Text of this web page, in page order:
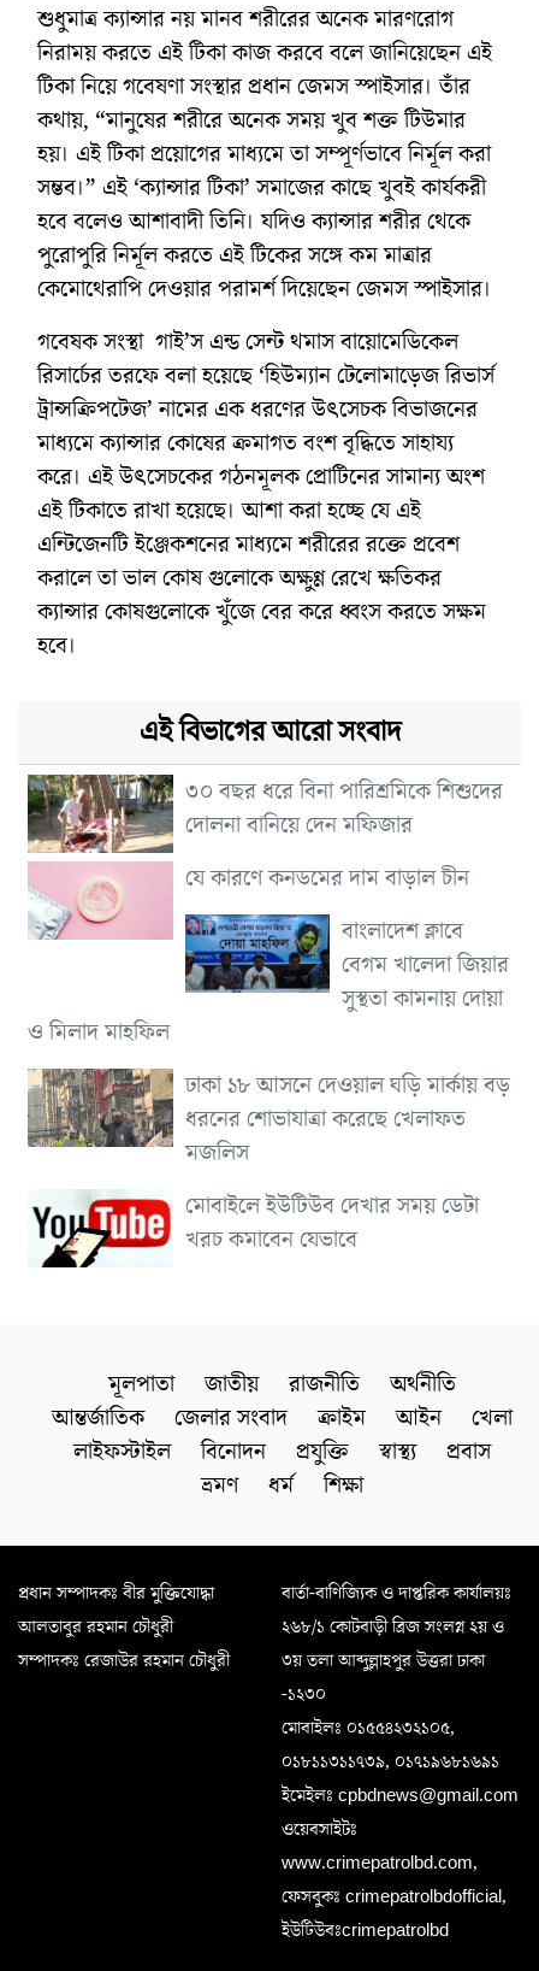
শুধুমাত্র ক্যান্সার নয় মানব শরীরের অনেক মারণরোগ
নিরাময় করতে এই টিকা কাজ করবে বলে জানিয়েছেন এই
টিকা নিয়ে গবেষণা সংস্থার প্রধান জেমস স্পাইসার। তাঁর
কথায়, “মানুষের শরীরে অনেক সময় খুব শক্ত টিউমার
হয়। এই টিকা প্রয়োগের মাধ্যমে তা সম্পূর্ণভাবে নির্মূল করা
সম্ভব।” এই ‘ক্যান্সার টিকা’ সমাজের কাছে খুবই কার্যকরী
হবে বলেও আশাবাদী তিনি। যদিও ক্যান্সার শরীর থেকে
পুরোপুরি নির্মূল করতে এই টিকের সঙ্গে কম মাত্রার
কেমোথেরাপি দেওয়ার পরামর্শ দিয়েছেন জেমস স্পাইসার।
গবেষক সংস্থা গাই’স এন্ড সেন্ট থমাস বায়োমেডিকেল
রিসার্চের তরফে বলা হয়েছে ‘হিউম্যান টেলোমাড়েজ রিভার্স
ট্রান্সক্রিপটেজ’ নামের এক ধরণের উৎসেচক বিভাজনের
মাধ্যমে ক্যান্সার কোষের ক্রমাগত বংশ বৃদ্ধিতে সাহায্য
করে। এই উৎসেচকের গঠনমূলক প্রোটিনের সামান্য অংশ
এই টিকাতে রাখা হয়েছে। আশা করা হচ্ছে যে এই
এন্টিজেনটি ইঞ্জেকশনের মাধ্যমে শরীরের রক্তে প্রবেশ
করালে তা ভাল কোষ গুলোকে অক্ষুণ্ণ রেখে ক্ষতিকর
ক্যান্সার কোষগুলোকে খুঁজে বের করে ধ্বংস করতে সক্ষম
হবে।
এই বিভাগের আরো সংবাদ
৩০ বছর ধরে বিনা পারিশ্রমিকে শিশুদের
দোলনা বানিয়ে দেন মফিজার
যে কারণে কনডমের দাম বাড়াল চীন
বাংলাদেশ ক্লাবে
বেগম খালেদা জিয়ার
সুস্থতা কামনায় দোয়া
ও মিলাদ মাহফিল
ঢাকা ১৮ আসনে দেওয়াল ঘড়ি মার্কায় বড়
ধরনের শোভাযাত্রা করেছে খেলাফত
মজলিস
মোবাইলে ইউটিউব দেখার সময় ডেটা
খরচ কমাবেন যেভাবে
মূলপাতা জাতীয় রাজনীতি
অর্থনীতি
আন্তর্জাতিক
জেলার সংবাদ ক্রাইম আইন
খেলা
লাইফস্টাইল
বিনোদন প্রযুক্তি স্বাস্থ্য
প্রবাস
ভ্রমণ
ধর্ম শিক্ষা
প্রধান সম্পাদকঃ বীর মুক্তিযোদ্ধা
আলতাবুর রহমান চৌধুরী
সম্পাদকঃ রেজাউর রহমান চৌধুরী
বার্তা-বাণিজ্যিক ও দাপ্তরিক কার্যালয়ঃ
২৬৮/১ কোটবাড়ী ব্রিজ সংলগ্ন ২য় ও
৩য় তলা আব্দুল্লাহপুর উত্তরা ঢাকা
-১২৩০
মোবাইলঃ ০১৫৫৪২৩২১০৫,
০১৮১১৩১১৭৩৯, ০১৭১৯৬৮১৬৯১
ইমেইলঃ cpbdnews@gmail.com
ওয়েবসাইটঃ
www.crimepatrolbd.com,
ফেসবুকঃ crimepatrolbdofficial,
ইউটিউবঃcrimepatrolbd